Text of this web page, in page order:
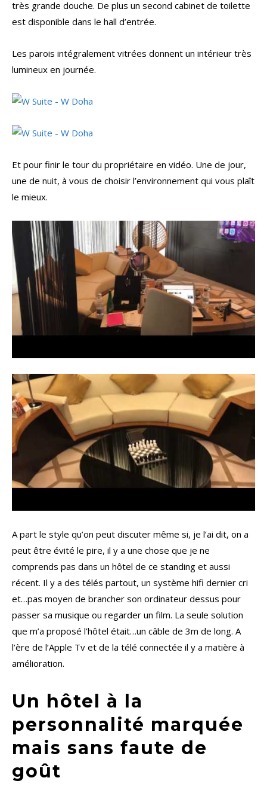
très grande douche. De plus un second cabinet de toilette
est disponible dans le hall d’entrée.
Les parois intégralement vitrées donnent un intérieur très
lumineux en journée.
Et pour finir le tour du propriétaire en vidéo. Une de jour,
une de nuit, à vous de choisir l’environnement qui vous plaît
le mieux.
A part le style qu’on peut discuter même si, je l’ai dit, on a
peut être évité le pire, il y a une chose que je ne
comprends pas dans un hôtel de ce standing et aussi
récent. Il y a des télés partout, un système hifi dernier cri
et…pas moyen de brancher son ordinateur dessus pour
passer sa musique ou regarder un film. La seule solution
que m’a proposé l’hôtel était…un câble de 3m de long. A
l’ère de l’Apple Tv et de la télé connectée il y a matière à
amélioration.
Un hôtel à la
personnalité marquée
mais sans faute de
goût